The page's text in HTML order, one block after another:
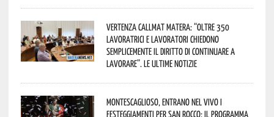
Vertenza CallMat Matera: “Oltre 350
lavoratrici e lavoratori chiedono
semplicemente il diritto di continuare a
lavorare”. Le ultime notizie
Montescaglioso, entrano nel vivo i
festeggiamenti per San Rocco: il programma